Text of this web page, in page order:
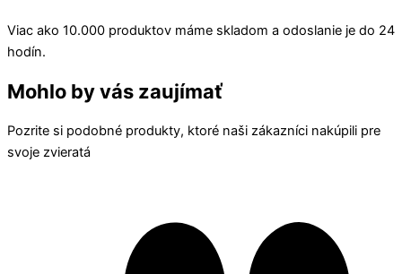
Viac ako 10.000 produktov máme skladom a odoslanie je do 24
hodín.
Mohlo by vás zaujímať
Pozrite si podobné produkty, ktoré naši zákazníci nakúpili pre
svoje zvieratá